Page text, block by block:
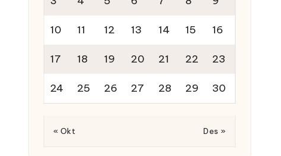
10 11 12 13 14 15 16
17 18 19 20 21 22 23
24 25 26 27 28 29 30
« Okt Des »